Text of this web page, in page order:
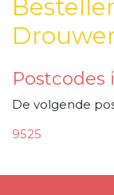
De volgende
9525